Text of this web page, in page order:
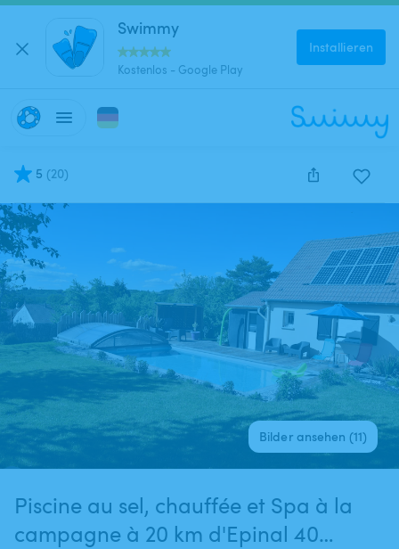
Swimmy
Kostenlos - Google Play
Installieren
5 (20)
Bilder ansehen (11)
Piscine au sel, chauffée et Spa à la
campagne à 20 km d'Epinal 40